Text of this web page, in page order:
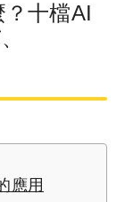
十檔AI
應用